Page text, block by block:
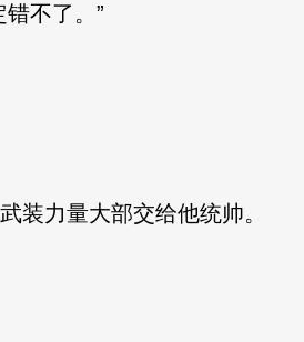
不了。”
力量大部交给他统帅。